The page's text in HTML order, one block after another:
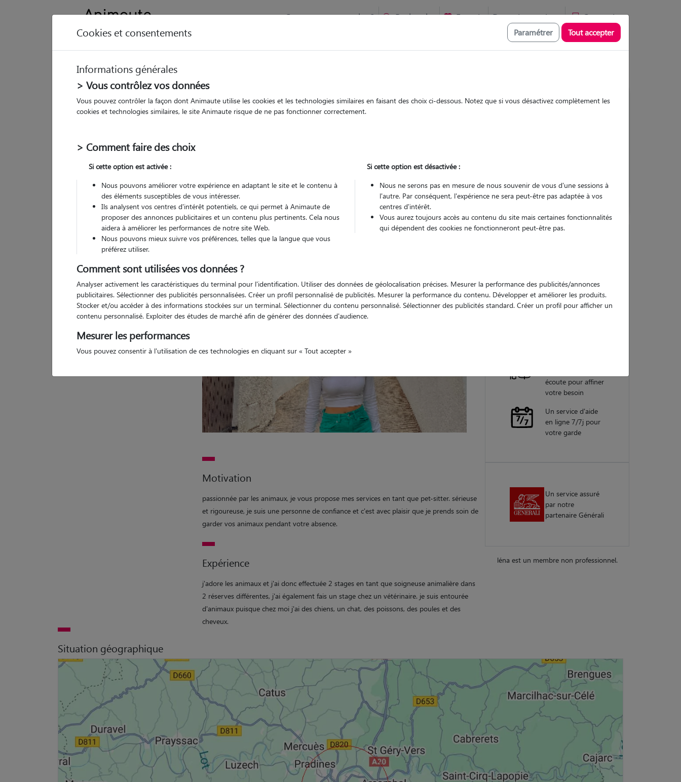
Comment ça marche ? Recherche Favoris Devenir pet sitter Connexion
Léna
Motivation
passionnée par les animaux, je vous propose mes services en tant que pet-sitter. sérieuse
et rigoureuse, je suis une personne de confiance et c'est avec plaisir que je prends soin de
garder vos animaux pendant votre absence.
Expérience
j'adore les animaux et j'ai donc effectuée 2 stages en tant que soigneuse animalière dans
2 réserves différentes, j'ai également fais un stage chez un vétérinaire. je suis entourée
d'animaux puisque chez moi j'ai des chiens, un chat, des poissons, des poules et des
cheveux.
garanties
écoute pour affiner
votre besoin
Un service d'aide
en ligne 7/7j pour
votre garde
Un service assuré
par notre
partenaire Générali
léna est un membre non professionnel.
Situation géographique
Cookies et consentements Paramétrer Tout accepter
Informations générales
> Vous contrôlez vos données
Vous pouvez contrôler la façon dont Animaute utilise les cookies et les technologies similaires en faisant des choix ci-dessous. Notez que si vous désactivez complètement les
cookies et technologies similaires, le site Animaute risque de ne pas fonctionner correctement.
> Comment faire des choix
Si cette option est activée :
Nous pouvons améliorer votre expérience en adaptant le site et le contenu à
des éléments susceptibles de vous intéresser.
Ils analysent vos centres d'intérêt potentiels, ce qui permet à Animaute de
proposer des annonces publicitaires et un contenu plus pertinents. Cela nous
aidera à améliorer les performances de notre site Web.
Nous pouvons mieux suivre vos préférences, telles que la langue que vous
préférez utiliser.
Si cette option est désactivée :
Nous ne serons pas en mesure de nous souvenir de vous d'une sessions à
l'autre. Par conséquent, l'expérience ne sera peut-être pas adaptée à vos
centres d'intérêt.
Vous aurez toujours accès au contenu du site mais certaines fonctionnalités
qui dépendent des cookies ne fonctionneront peut-être pas.
Comment sont utilisées vos données ?
Analyser activement les caractéristiques du terminal pour l'identification. Utiliser des données de géolocalisation précises. Mesurer la performance des publicités/annonces
publicitaires. Sélectionner des publicités personnalisées. Créer un profil personnalisé de publicités. Mesurer la performance du contenu. Développer et améliorer les produits.
Stocker et/ou accéder à des informations stockées sur un terminal. Sélectionner du contenu personnalisé. Sélectionner des publicités standard. Créer un profil pour afficher un
contenu personnalisé. Exploiter des études de marché afin de générer des données d'audience.
Mesurer les performances
Vous pouvez consentir à l'utilisation de ces technologies en cliquant sur « Tout accepter »